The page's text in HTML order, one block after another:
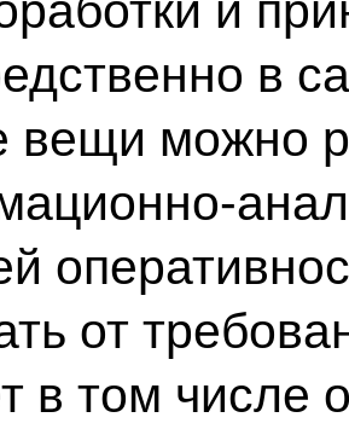
в
вещи можно
от
в том числе